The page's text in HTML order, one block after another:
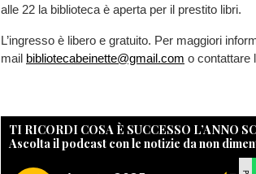
alle 22 la biblioteca è aperta per il prestito libri.
L’ingresso è libero e gratuito. Per maggiori
mail bibliotecabeinette@gmail.com o contattare
TI RICORDI COSA È SUCCESSO L’ANNO
Ascolta il podcast con le notizie da non